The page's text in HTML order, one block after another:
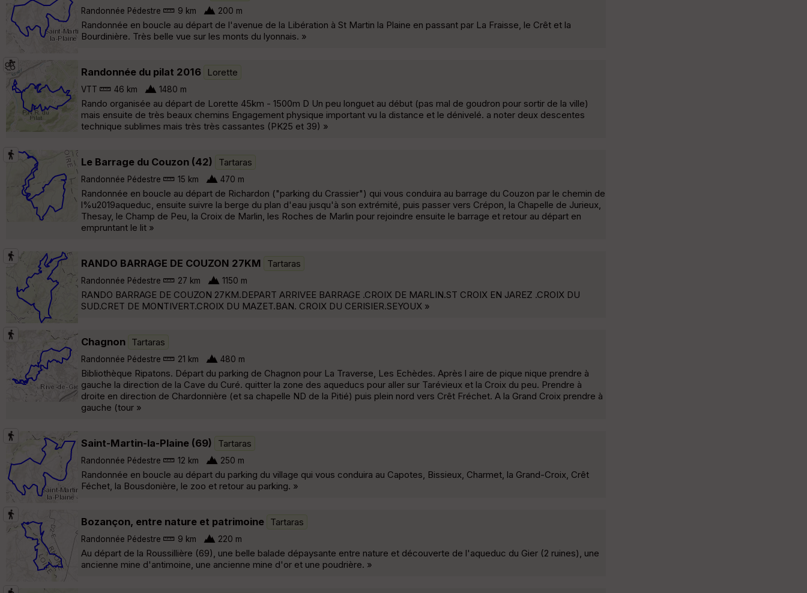
Randonnée Pédestre 9 km 200 m
Randonnée en boucle au départ de l'avenue de la Libération à St Martin la Plaine en passant par La Fraisse, le Crêt et la
Bourdinière. Très belle vue sur les monts du lyonnais. »
Randonnée du pilat 2016 Lorette
VTT 46 km 1480 m
Rando organisée au départ de Lorette 45km - 1500m D Un peu longuet au début (pas mal de goudron pour sortir de la ville)
mais ensuite de très beaux chemins Engagement physique important vu la distance et le dénivelé. a noter deux descentes
technique sublimes mais très très cassantes (PK25 et 39) »
Le Barrage du Couzon (42) Tartaras
Randonnée Pédestre 15 km 470 m
Randonnée en boucle au départ de Richardon ("parking du Crassier") qui vous conduira au barrage du Couzon par le chemin de
l%u2019aqueduc, ensuite suivre la berge du plan d'eau jusqu'à son extrémité, puis passer vers Crépon, la Chapelle de Jurieux,
Thesay, le Champ de Peu, la Croix de Marlin, les Roches de Marlin pour rejoindre ensuite le barrage et retour au départ en
empruntant le lit »
RANDO BARRAGE DE COUZON 27KM Tartaras
Randonnée Pédestre 27 km 1150 m
RANDO BARRAGE DE COUZON 27KM.DEPART ARRIVEE BARRAGE .CROIX DE MARLIN.ST CROIX EN JAREZ .CROIX DU
SUD.CRET DE MONTIVERT.CROIX DU MAZET.BAN. CROIX DU CERISIER.SEYOUX »
Chagnon Tartaras
Randonnée Pédestre 21 km 480 m
Bibliothèque Ripatons. Départ du parking de Chagnon pour La Traverse, Les Echèdes. Après l aire de pique nique prendre à
gauche la direction de la Cave du Curé. quitter la zone des aqueducs pour aller sur Tarévieux et la Croix du peu. Prendre à
droite en direction de Chardonnière (et sa chapelle ND de la Pitié) puis plein nord vers Crêt Fréchet. A la Grand Croix prendre à
gauche (tour »
Saint-Martin-la-Plaine (69) Tartaras
Randonnée Pédestre 12 km 250 m
Randonnée en boucle au départ du parking du village qui vous conduira au Capotes, Bissieux, Charmet, la Grand-Croix, Crêt
Féchet, la Bousdonière, le zoo et retour au parking. »
Bozançon, entre nature et patrimoine Tartaras
Randonnée Pédestre 9 km 220 m
Au départ de la Roussillière (69), une belle balade dépaysante entre nature et découverte de l'aqueduc du Gier (2 ruines), une
ancienne mine d'antimoine, une ancienne mine d'or et une poudrière. »